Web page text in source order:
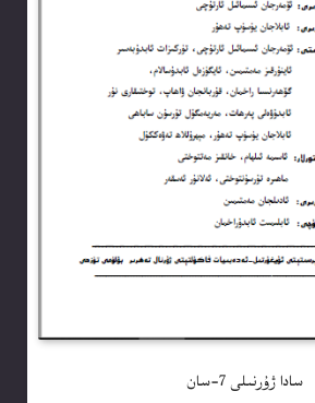
سادا ژۇرنىلى 7-سان